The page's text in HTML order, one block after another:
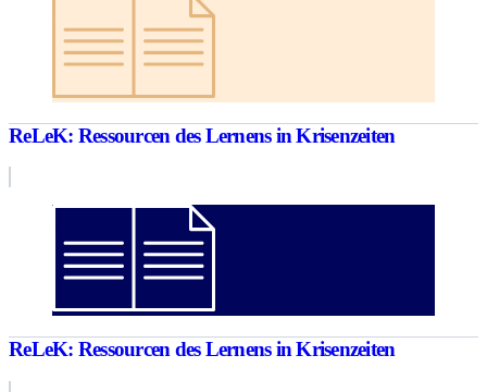
ReLeK: Ressourcen des Lernens in Krisenzeiten
ReLeK: Ressourcen des Lernens in Krisenzeiten